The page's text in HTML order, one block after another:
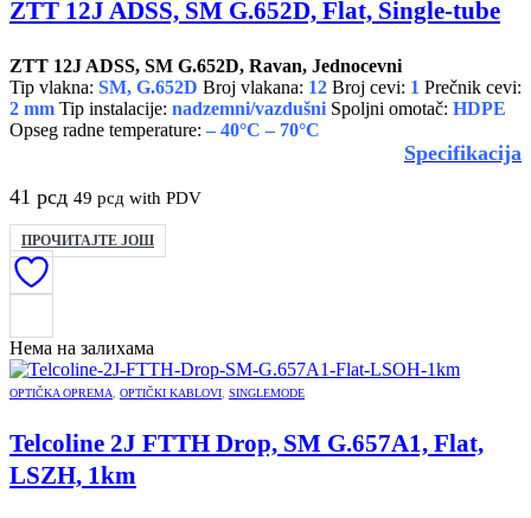
ZTT 12J ADSS, SM G.652D, Flat, Single-tube
ZTT 12J ADSS, SM G.652D, Ravan, Jednocevni
Tip vlakna: SM, G.652D Broj vlakana: 12 Broj cevi: 1 Prečnik cevi:
2 mm Tip instalacije: nadzemni/vazdušni Spoljni omotač: HDPE
Opseg radne temperature: – 40°C – 70°C
Specifikacija
41 рсд 49 рсд with PDV
ПРОЧИТАЈТЕ ЈОШ
Нема на залихама
OPTIČKA OPREMA, OPTIČKI KABLOVI, SINGLEMODE
Telcoline 2J FTTH Drop, SM G.657A1, Flat,
LSZH, 1km